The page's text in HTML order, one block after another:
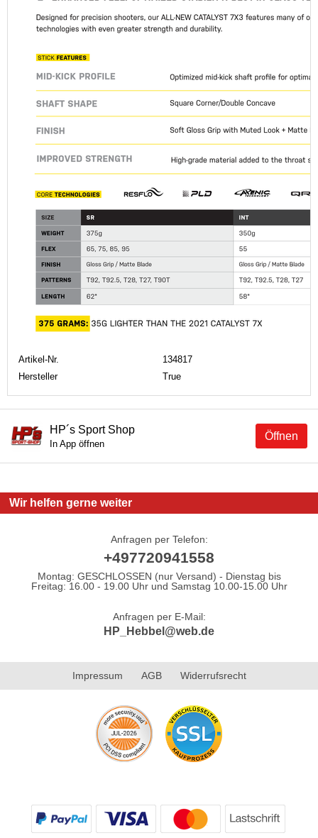
Artikel-Nr.
134817
Hersteller
True
Öffnen
HP´s Sport Shop
In App öffnen
Wir helfen gerne weiter
Anfragen per Telefon:
+497720941558
Montag: GESCHLOSSEN (nur Versand) - Dienstag bis
Freitag: 16.00 - 19.00 Uhr und Samstag 10.00-15.00 Uhr
Anfragen per E-Mail:
HP_Hebbel@web.de
Impressum AGB Widerrufsrecht